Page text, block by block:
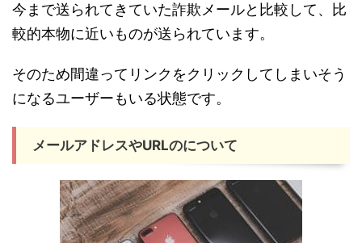
今まで送られてきていた詐欺メールと比較して、比
較的本物に近いものが送られています。
そのため間違ってリンクをクリックしてしまいそう
になるユーザーもいる状態です。
メールアドレスやURLのについて